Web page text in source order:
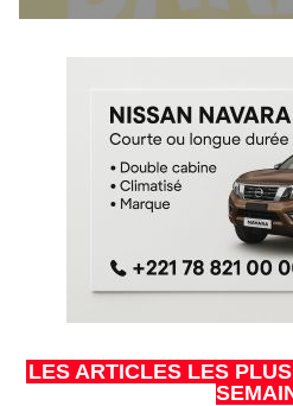
LES ARTICLES LES